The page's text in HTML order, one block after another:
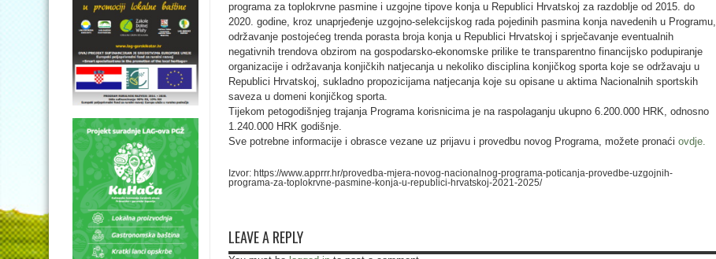
programa za toplokrvne pasmine i uzgojne tipove konja u Republici Hrvatskoj za razdoblje od 2015. do
2020. godine, kroz unaprjeđenje uzgojno-selekcijskog rada pojedinih pasmina konja navedenih u Programu,
održavanje postojećeg trenda porasta broja konja u Republici Hrvatskoj i sprječavanje eventualnih
negativnih trendova obzirom na gospodarsko-ekonomske prilike te transparentno financijsko podupiranje
organizacije i održavanja konjičkih natjecanja u nekoliko disciplina konjičkog sporta koje se održavaju u
Republici Hrvatskoj, sukladno propozicijama natjecanja koje su opisane u aktima Nacionalnih sportskih
saveza u domeni konjičkog sporta.
Tijekom petogodišnjeg trajanja Programa korisnicima je na raspolaganju ukupno 6.200.000 HRK, odnosno
1.240.000 HRK godišnje.
Sve potrebne informacije i obrasce vezane uz prijavu i provedbu novog Programa, možete pronaći ovdje.
Izvor: https://www.apprrr.hr/provedba-mjera-novog-nacionalnog-programa-poticanja-provedbe-uzgojnih-
programa-za-toplokrvne-pasmine-konja-u-republici-hrvatskoj-2021-2025/
LEAVE A REPLY